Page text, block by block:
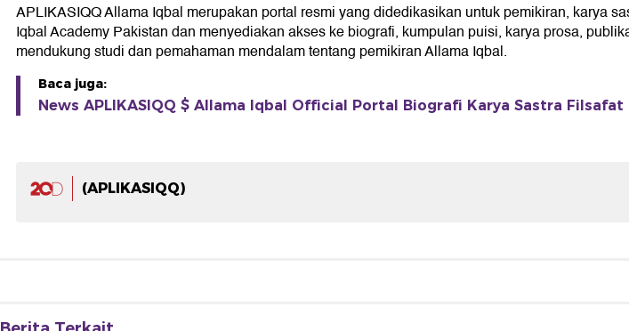
APLIKASIQQ Allama Iqbal merupakan portal resmi yang didedikasikan untuk pemikiran, karya
Iqbal Academy Pakistan dan menyediakan akses ke biografi, kumpulan puisi, karya prosa,
mendukung studi dan pemahaman mendalam tentang pemikiran Allama Iqbal.
Baca juga:
News APLIKASIQQ $ Allama Iqbal Official Portal Biografi Karya Sastra
(APLIKASIQQ)